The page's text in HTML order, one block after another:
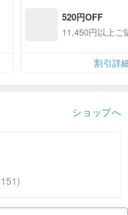
520円OFF
11,450円以上ご
割引詳
ショップへ